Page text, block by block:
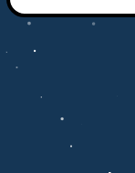
企業の方へ